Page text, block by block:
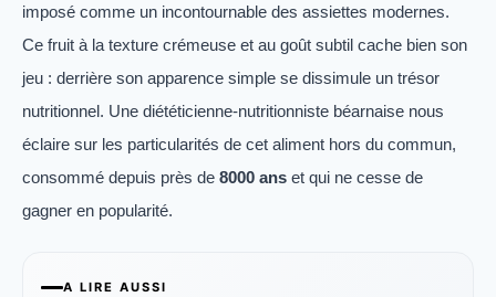
imposé comme un incontournable des assiettes modernes.
Ce fruit à la texture crémeuse et au goût subtil cache bien son
jeu : derrière son apparence simple se dissimule un trésor
nutritionnel. Une diététicienne-nutritionniste béarnaise nous
éclaire sur les particularités de cet aliment hors du commun,
consommé depuis près de 8000 ans et qui ne cesse de
gagner en popularité.
A LIRE AUSSI